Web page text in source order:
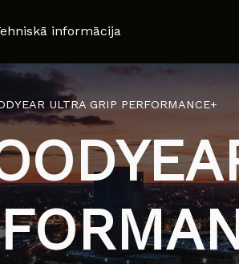
informācija
ULTRA GRIP PERFORMANCE+